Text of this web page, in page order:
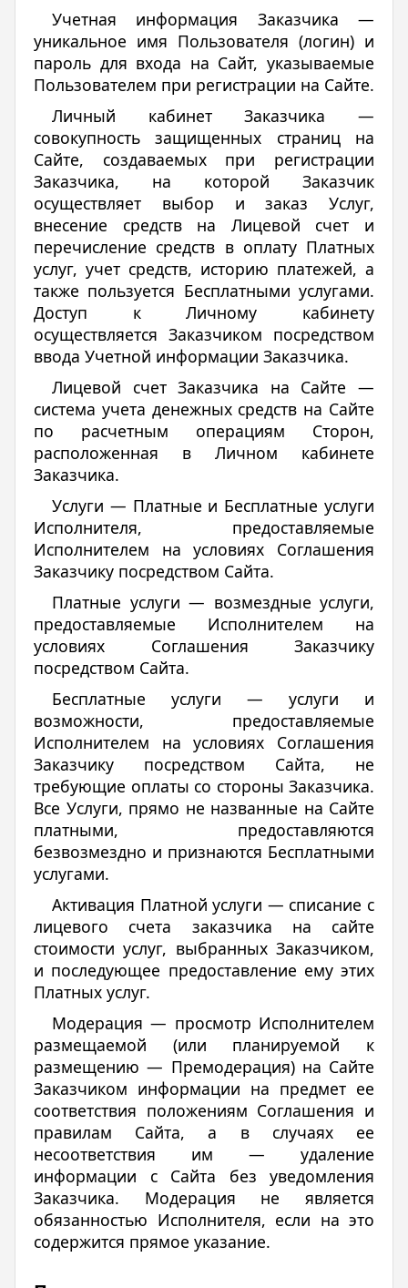
Учетная информация Заказчика —
уникальное имя Пользователя (логин) и
пароль для входа на Сайт, указываемые
Пользователем при регистрации на Сайте.
Личный кабинет Заказчика —
совокупность защищенных страниц на
Cайте, создаваемых при регистрации
Заказчика, на которой Заказчик
осуществляет выбор и заказ Услуг,
внесение средств на Лицевой счет и
перечисление средств в оплату Платных
услуг, учет средств, историю платежей, а
также пользуется Бесплатными услугами.
Доступ к Личному кабинету
осуществляется Заказчиком посредством
ввода Учетной информации Заказчика.
Лицевой счет Заказчика на Сайте —
система учета денежных средств на Сайте
по расчетным операциям Сторон,
расположенная в Личном кабинете
Заказчика.
Услуги — Платные и Бесплатные услуги
Исполнителя, предоставляемые
Исполнителем на условиях Соглашения
Заказчику посредством Сайта.
Платные услуги — возмездные услуги,
предоставляемые Исполнителем на
условиях Соглашения Заказчику
посредством Сайта.
Бесплатные услуги — услуги и
возможности, предоставляемые
Исполнителем на условиях Соглашения
Заказчику посредством Сайта, не
требующие оплаты со стороны Заказчика.
Все Услуги, прямо не названные на Сайте
платными, предоставляются
безвозмездно и признаются Бесплатными
услугами.
Активация Платной услуги — списание с
лицевого счета заказчика на сайте
стоимости услуг, выбранных Заказчиком,
и последующее предоставление ему этих
Платных услуг.
Модерация — просмотр Исполнителем
размещаемой (или планируемой к
размещению — Премодерация) на Сайте
Заказчиком информации на предмет ее
соответствия положениям Соглашения и
правилам Сайта, а в случаях ее
несоответствия им — удаление
информации с Сайта без уведомления
Заказчика. Модерация не является
обязанностью Исполнителя, если на это
содержится прямое указание.